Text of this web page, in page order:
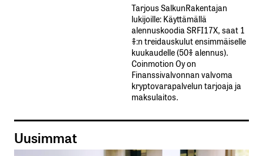
Tarjous SalkunRakentajan
lukijoille: Käyttämällä​ ​
alennuskoodia​ ​SRFI17X,​ ​saat​ ​1
%:n treidauskulut​ ​ensimmäiselle​ ​
kuukaudelle​ ​(50%​ ​alennus).
Coinmotion Oy on
Finanssivalvonnan valvoma
kryptovarapalvelun tarjoaja ja
maksulaitos.
Uusimmat